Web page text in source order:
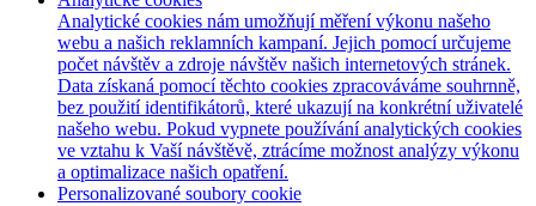
Analytické cookies nám umožňují měření výkonu našeho
webu a našich reklamních kampaní. Jejich pomocí určujeme
počet návštěv a zdroje návštěv našich internetových stránek.
Data získaná pomocí těchto cookies zpracováváme souhrnně,
bez použití identifikátorů, které ukazují na konkrétní uživatelé
našeho webu. Pokud vypnete používání analytických cookies
ve vztahu k Vaší návštěvě, ztrácíme možnost analýzy výkonu
a optimalizace našich opatření.
Personalizované soubory cookie